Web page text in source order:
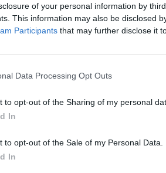
of your personal information by
This information may also be disclosed
Participants that may further disclose it
Data Processing Opt Outs
to opt-out of the Sharing of my personal
In
to opt-out of the Sale of my Personal Data.
In